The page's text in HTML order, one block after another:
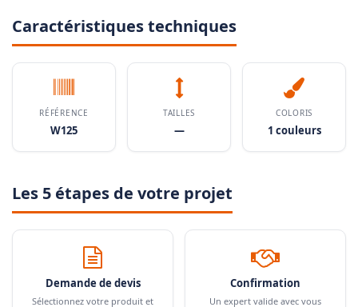
Caractéristiques techniques
RÉFÉRENCE
W125
TAILLES
—
COLORIS
1 couleurs
Les 5 étapes de votre projet
Demande de devis
Sélectionnez votre produit et
Confirmation
Un expert valide avec vous